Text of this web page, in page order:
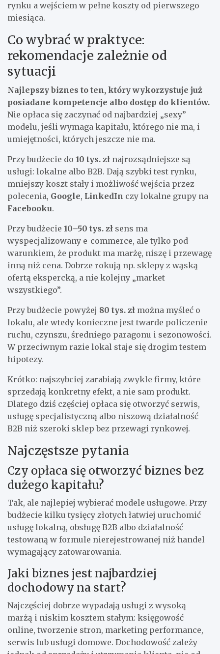
rynku a wejściem w pełne koszty od pierwszego
miesiąca.
Co wybrać w praktyce:
rekomendacje zależnie od
sytuacji
Najlepszy biznes to ten, który wykorzystuje już
posiadane kompetencje albo dostęp do klientów.
Nie opłaca się zaczynać od najbardziej „sexy”
modelu, jeśli wymaga kapitału, którego nie ma, i
umiejętności, których jeszcze nie ma.
Przy budżecie do 10 tys. zł najrozsądniejsze są
usługi: lokalne albo B2B. Dają szybki test rynku,
mniejszy koszt stały i możliwość wejścia przez
polecenia, Google, LinkedIn czy lokalne grupy na
Facebooku.
Przy budżecie 10–50 tys. zł sens ma
wyspecjalizowany e-commerce, ale tylko pod
warunkiem, że produkt ma marżę, niszę i przewagę
inną niż cena. Dobrze rokują np. sklepy z wąską
ofertą ekspercką, a nie kolejny „market
wszystkiego”.
Przy budżecie powyżej 80 tys. zł można myśleć o
lokalu, ale wtedy konieczne jest twarde policzenie
ruchu, czynszu, średniego paragonu i sezonowości.
W przeciwnym razie lokal staje się drogim testem
hipotezy.
Krótko: najszybciej zarabiają zwykle firmy, które
sprzedają konkretny efekt, a nie sam produkt.
Dlatego dziś częściej opłaca się otworzyć serwis,
usługę specjalistyczną albo niszową działalność
B2B niż szeroki sklep bez przewagi rynkowej.
Najczęstsze pytania
Czy opłaca się otworzyć biznes bez
dużego kapitału?
Tak, ale najlepiej wybierać modele usługowe. Przy
budżecie kilku tysięcy złotych łatwiej uruchomić
usługę lokalną, obsługę B2B albo działalność
testowaną w formule nierejestrowanej niż handel
wymagający zatowarowania.
Jaki biznes jest najbardziej
dochodowy na start?
Najczęściej dobrze wypadają usługi z wysoką
marżą i niskim kosztem stałym: księgowość
online, tworzenie stron, marketing performance,
serwis lub usługi domowe. Dochodowość zależy